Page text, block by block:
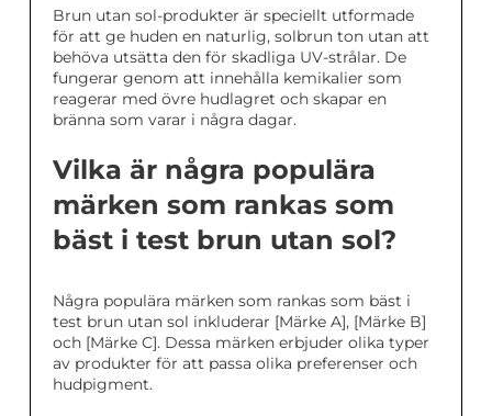
Brun utan sol-produkter är speciellt utformade
för att ge huden en naturlig, solbrun ton utan att
behöva utsätta den för skadliga UV-strålar. De
fungerar genom att innehålla kemikalier som
reagerar med övre hudlagret och skapar en
bränna som varar i några dagar.
Vilka är några populära
märken som rankas som
bäst i test brun utan sol?
Några populära märken som rankas som bäst i
test brun utan sol inkluderar [Märke A], [Märke B]
och [Märke C]. Dessa märken erbjuder olika typer
av produkter för att passa olika preferenser och
hudpigment.